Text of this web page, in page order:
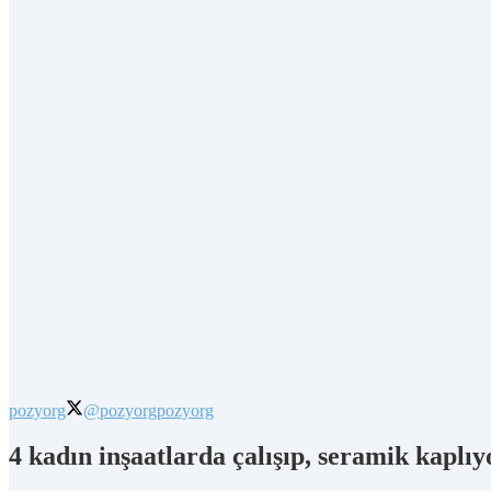
pozyorg @pozyorgpozyorg
4 kadın inşaatlarda çalışıp, seramik